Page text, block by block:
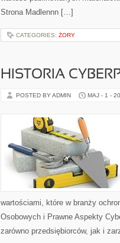
Strona Madlennn […]
CATEGORIES: ŻORY
HISTORIA
POSTED BY ADMIN MAJ - 1 -
wartościami, które w branży
Osobowych i Prawne Aspekty
zarówno przedsiębiorców, jak i